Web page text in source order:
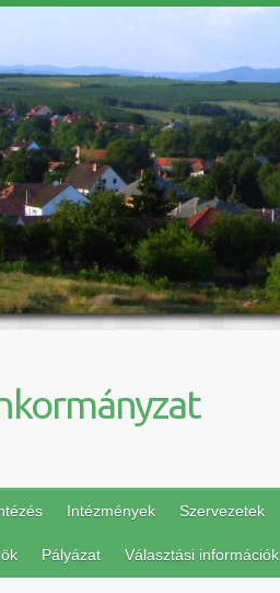
Intézmények Szervezetek
Pályázat Választási információk